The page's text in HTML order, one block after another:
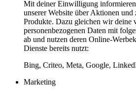
Mit deiner Einwilligung
unserer Website über Aktionen und
Produkte. Dazu gleichen wir deine
personenbezogenen Daten mit
ab und nutzen deren Online-
Dienste bereits nutzt:
Bing, Criteo, Meta, Google,
Marketing